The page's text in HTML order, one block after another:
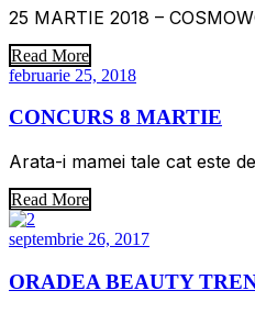
25 MARTIE 2018 –
Read More
februarie 25, 2018
CONCURS 8 MARTIE
Arata-i mamei tale cat este
Read More
septembrie 26, 2017
ORADEA BEAUTY